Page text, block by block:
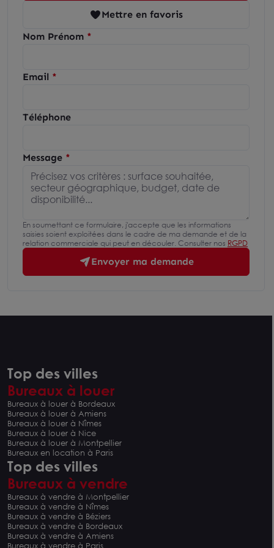
Mettre en favoris
Nom Prénom
Email
Téléphone
Message
En soumettant ce formulaire, j'accepte que les informations
saisies soient exploitées dans le cadre de ma demande et de la
relation commerciale qui peut en découler. Consulter nos RGPD
Envoyer ma demande
Top des villes
Bureaux à louer
Bureaux à louer à Bordeaux
Bureaux à louer à Amiens
Bureaux à louer à Nîmes
Bureaux à louer à Nice
Bureaux à louer à Montpellier
Bureaux en location à Paris
Top des villes
Bureaux à vendre
Bureaux à vendre à Montpellier
Bureaux à vendre à Nîmes
Bureaux à vendre à Béziers
Bureaux à vendre à Bordeaux
Bureaux à vendre à Amiens
Bureaux à vendre à Paris